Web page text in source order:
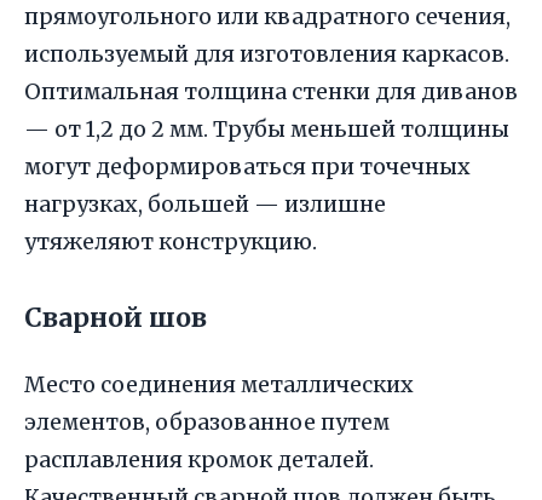
прямоугольного или квадратного сечения,
используемый для изготовления каркасов.
Оптимальная толщина стенки для диванов
— от 1,2 до 2 мм. Трубы меньшей толщины
могут деформироваться при точечных
нагрузках, большей — излишне
утяжеляют конструкцию.
Сварной шов
Место соединения металлических
элементов, образованное путем
расплавления кромок деталей.